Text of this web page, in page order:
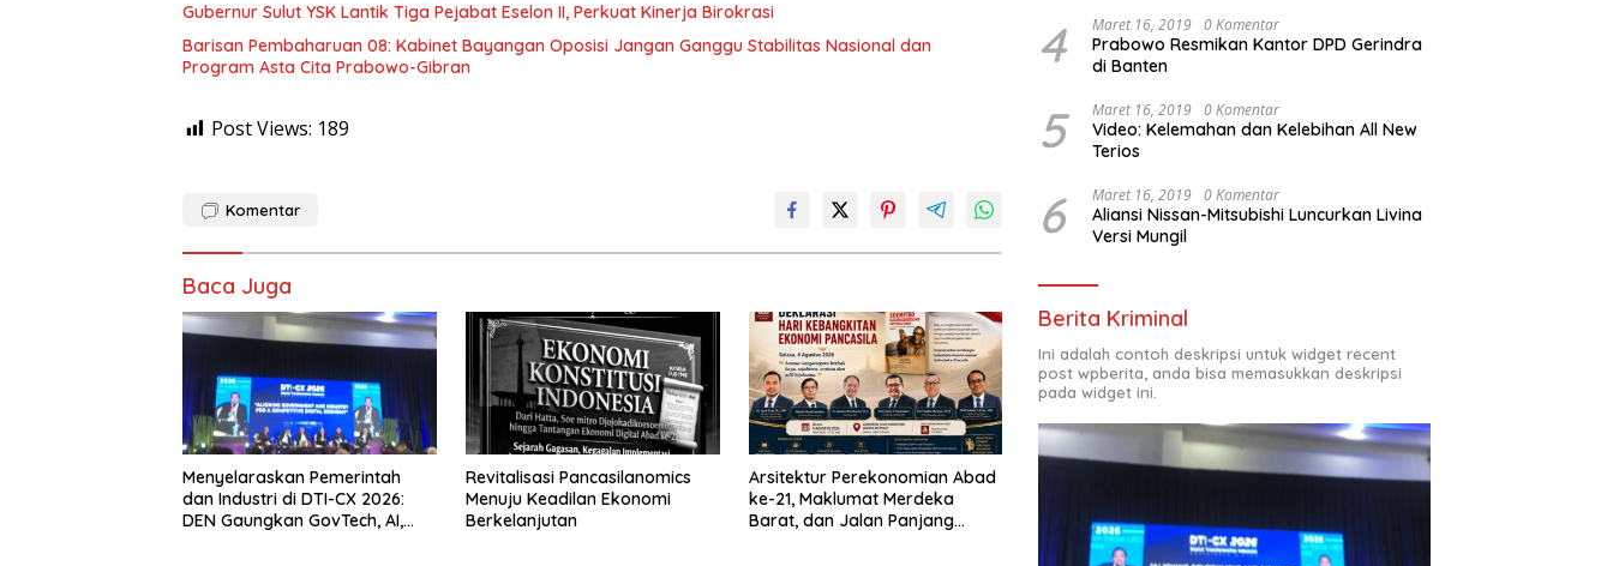
Gubernur Sulut YSK Lantik Tiga Pejabat Eselon II, Perkuat Kinerja Birokrasi
Barisan Pembaharuan 08: Kabinet Bayangan Oposisi Jangan Ganggu Stabilitas Nasional dan
Program Asta Cita Prabowo-Gibran
Post Views: 189
Komentar
Baca Juga
Menyelaraskan Pemerintah
dan Industri di DTI-CX 2026:
DEN Gaungkan GovTech, AI,
Revitalisasi Pancasilanomics
Menuju Keadilan Ekonomi
Berkelanjutan
Arsitektur Perekonomian Abad
ke-21, Maklumat Merdeka
Barat, dan Jalan Panjang
4 Maret 16, 2019 0 Komentar
Prabowo Resmikan Kantor DPD Gerindra
di Banten
5 Maret 16, 2019 0 Komentar
Video: Kelemahan dan Kelebihan All New
Terios
6 Maret 16, 2019 0 Komentar
Aliansi Nissan-Mitsubishi Luncurkan Livina
Versi Mungil
Berita Kriminal
Ini adalah contoh deskripsi untuk widget recent
post wpberita, anda bisa memasukkan deskripsi
pada widget ini.